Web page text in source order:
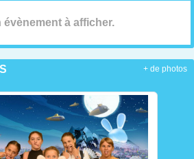
évènement à afficher.
+ de photos